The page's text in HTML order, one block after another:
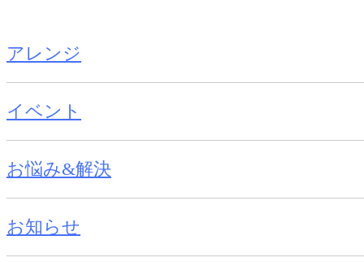
アレンジ
イベント
お悩み&解決
お知らせ